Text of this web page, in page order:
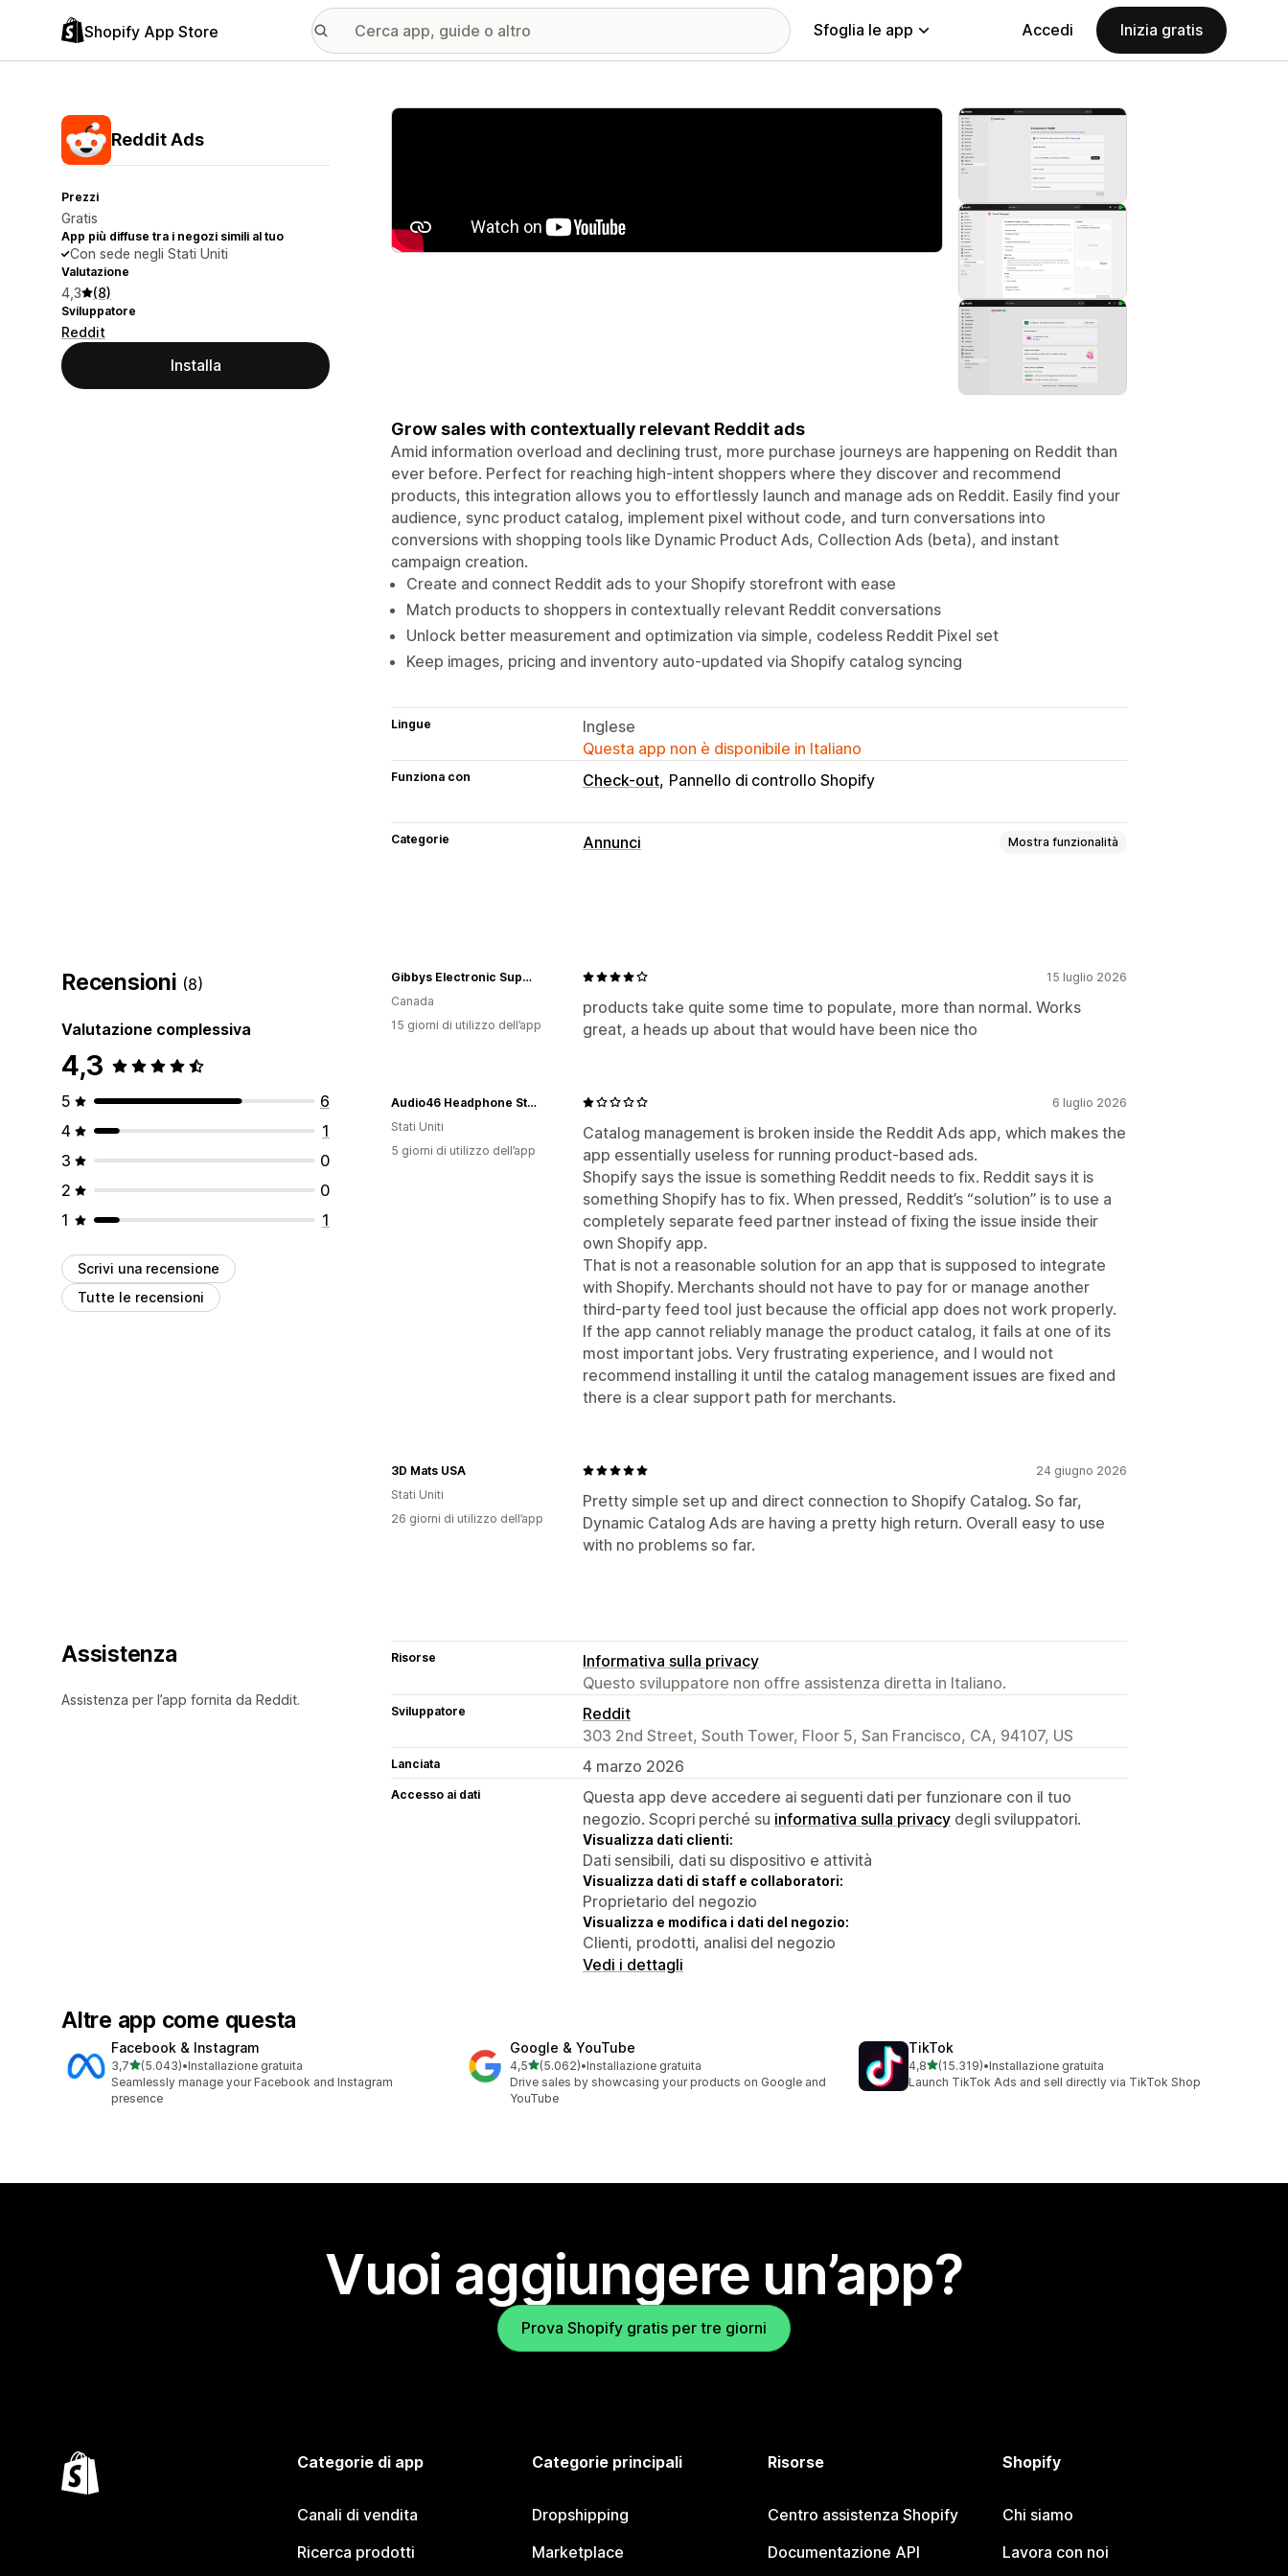
Shopify App Store Sfoglia le app Accedi Inizia gratis
Reddit Ads
Prezzi
Gratis
App più diffuse tra i negozi simili al tuo
Con sede negli Stati Uniti
Valutazione
4,3 (8)
Sviluppatore
Reddit
Installa
Galleria immagini in evidenza
Grow sales with contextually relevant Reddit ads
Amid information overload and declining trust, more purchase journeys are happening on Reddit than
ever before. Perfect for reaching high-intent shoppers where they discover and recommend
products, this integration allows you to effortlessly launch and manage ads on Reddit. Easily find your
audience, sync product catalog, implement pixel without code, and turn conversations into
conversions with shopping tools like Dynamic Product Ads, Collection Ads (beta), and instant
campaign creation.
Create and connect Reddit ads to your Shopify storefront with ease
Match products to shoppers in contextually relevant Reddit conversations
Unlock better measurement and optimization via simple, codeless Reddit Pixel set
Keep images, pricing and inventory auto-updated via Shopify catalog syncing
Lingue
Inglese
Questa app non è disponibile in Italiano
Funziona con Check-out Pannello di controllo Shopify
Categorie Annunci Mostra funzionalità
Gestione delle campagne
Campagne automatizzate Social media
Recensioni (8)
Valutazione complessiva
4,3
5
6
4
1
3
0
2
0
1
1
Scrivi una recensione
Tutte le recensioni
15 luglio 2026
products take quite some time to populate, more than normal. Works
great, a heads up about that would have been nice tho
Gibbys Electronic Supermarket
Canada
15 giorni di utilizzo dell’app
6 luglio 2026
Catalog management is broken inside the Reddit Ads app, which makes the
app essentially useless for running product-based ads.
Shopify says the issue is something Reddit needs to fix. Reddit says it is
something Shopify has to fix. When pressed, Reddit’s “solution” is to use a
completely separate feed partner instead of fixing the issue inside their
own Shopify app.
That is not a reasonable solution for an app that is supposed to integrate
with Shopify. Merchants should not have to pay for or manage another
third-party feed tool just because the official app does not work properly.
If the app cannot reliably manage the product catalog, it fails at one of its
most important jobs. Very frustrating experience, and I would not
recommend installing it until the catalog management issues are fixed and
there is a clear support path for merchants.
Audio46 Headphone Store
Stati Uniti
5 giorni di utilizzo dell’app
24 giugno 2026
Pretty simple set up and direct connection to Shopify Catalog. So far,
Dynamic Catalog Ads are having a pretty high return. Overall easy to use
with no problems so far.
3D Mats USA
Stati Uniti
26 giorni di utilizzo dell’app
Assistenza
Assistenza per l’app fornita da Reddit.
Risorse
Informativa sulla privacy
Questo sviluppatore non offre assistenza diretta in Italiano.
Sviluppatore
Reddit
303 2nd Street, South Tower, Floor 5, San Francisco, CA, 94107, US
Lanciata 4 marzo 2026
Accesso ai dati
Questa app deve accedere ai seguenti dati per funzionare con il tuo
negozio. Scopri perché su informativa sulla privacy degli sviluppatori.
Visualizza dati clienti:
Dati sensibili, dati su dispositivo e attività
Visualizza dati di staff e collaboratori:
Proprietario del negozio
Visualizza e modifica i dati del negozio:
Clienti, prodotti, analisi del negozio
Vedi i dettagli
Altre app come questa
Facebook & Instagram
3,7stelle su 5
(5.043)
5043 recensioni totali
•Installazione gratuita
Seamlessly manage your Facebook and Instagram
presence
Google & YouTube
4,5stelle su 5
(5.062)
5062 recensioni totali
•Installazione gratuita
Drive sales by showcasing your products on Google and
YouTube
TikTok
4,8stelle su 5
(15.319)
15319 recensioni totali
•Installazione gratuita
Launch TikTok Ads and sell directly via TikTok Shop
Vuoi aggiungere un’app?
Prova Shopify gratis per tre giorni
Categorie di app
Canali di vendita
Ricerca prodotti
Categorie principali
Dropshipping
Marketplace
Risorse
Centro assistenza Shopify
Documentazione API
Shopify
Chi siamo
Lavora con noi